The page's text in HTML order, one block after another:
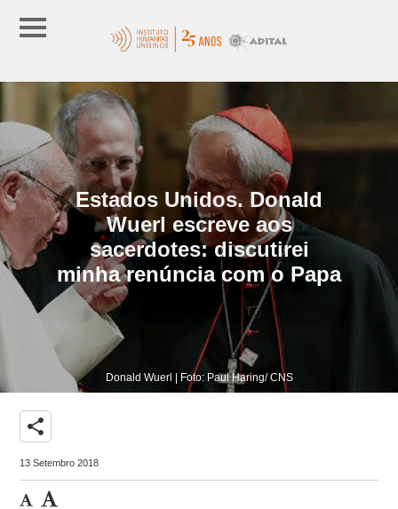
Estados Unidos. Donald
Wuerl escreve aos
sacerdotes: discutirei
minha renúncia com o Papa
Donald Wuerl | Foto: Paul Haring/ CNS
share
13 Setembro 2018